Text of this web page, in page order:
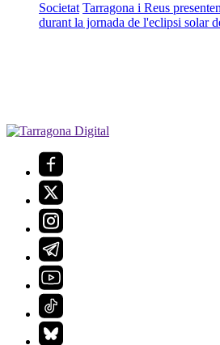
Societat Tarragona i Reus
durant la jornada de l'eclipsi solar